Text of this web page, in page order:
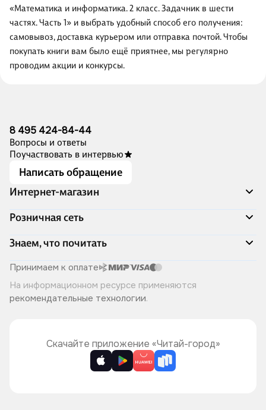
«Математика и информатика. 2 класс. Задачник в шести
частях. Часть 1» и выбрать удобный способ его получения:
самовывоз, доставка курьером или отправка почтой. Чтобы
покупать книги вам было ещё приятнее, мы регулярно
проводим акции и конкурсы.
8 495 424-84-44
Вопросы и ответы
Поучаствовать в интервью
Написать обращение
Интернет-магазин
Акции
Доставка и оплата
Программа лояльности
Подарочные сертификаты
Правила продажи
Политика конфиденциальности
Розничная сеть
Адреса магазинов
Книжный Дозор
О компании
Читай-город для бизнеса
Хотите у нас работать?
Знаем, что почитать
Скоро в продаже
Лучшие из лучших
Читай-журнал
Принимаем к оплате
На информационном ресурсе применяются
рекомендательные технологии.
Скачайте приложение «Читай-город»